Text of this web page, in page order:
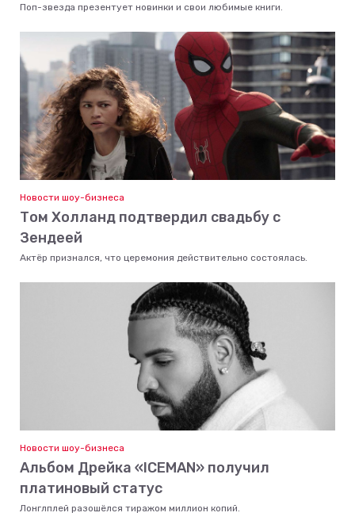
Поп-звезда презентует новинки и свои любимые книги.
Новости шоу-бизнеса
Том Холланд подтвердил свадьбу с
Зендеей
Актёр признался, что церемония действительно состоялась.
Новости шоу-бизнеса
Альбом Дрейка «ICEMAN» получил
платиновый статус
Лонглплей разошёлся тиражом миллион копий.